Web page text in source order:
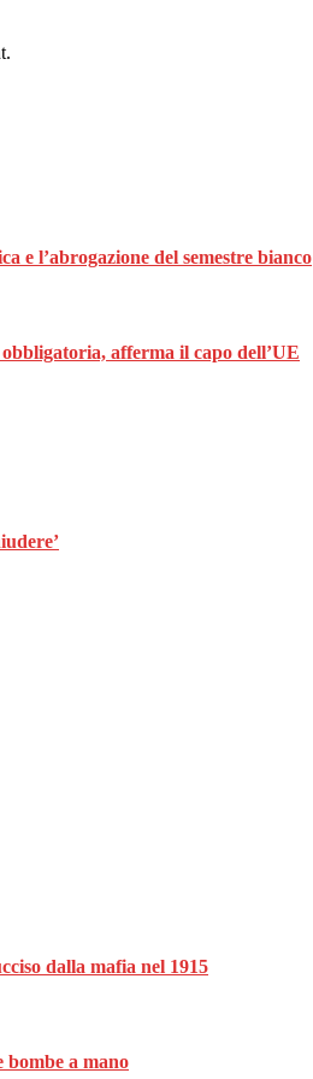
e l’abrogazione del semestre bianco
afferma il capo dell’UE
dalla mafia nel 1915
bombe a mano